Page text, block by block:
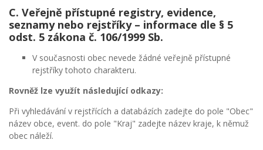
C. Veřejně přístupné registry, evidence,
seznamy nebo rejstříky – informace dle § 5
odst. 5 zákona č. 106/1999 Sb.
V současnosti obec nevede žádné veřejně přístupné
rejstříky tohoto charakteru.
Rovněž lze využít následující odkazy:
Při vyhledávání v rejstřících a databázích zadejte do pole "Obec"
název obce, event. do pole "Kraj" zadejte název kraje, k němuž
obec náleží.